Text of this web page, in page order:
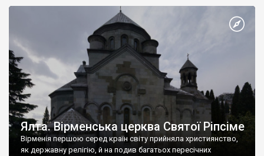
Херсонесі Володимир-язичник, став Василем-християнином.
А потім було Хрещення Русі. На честь Херсонесу Таврійського
Ялта. Вірменська церква Святої Ріпсіме
Вірменія першою серед країн світу прийняла християнство,
як державну релігію, й на подив багатьох пересічних